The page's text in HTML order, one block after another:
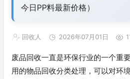
今日PP料最新价格）
回收人 2026年07月01日
废品回收一直是环保行业的一个重
用的物品回收分类处理，可以对环